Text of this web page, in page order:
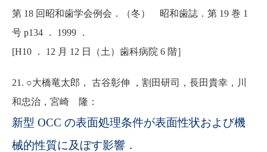
第 18 回昭和歯学会例会．（冬） 昭和歯誌．第 19 巻 1
号 p134 ． 1999 ．
[H10 ． 12 月 12 日（土）歯科病院 6 階］
21. ○大橋竜太郎， 古谷彰伸 ，割田研司，長田貴幸，川
和忠治，宮崎 隆：
新型 OCC の表面処理条件が表面性状および機
械的性質に及ぼす影響．